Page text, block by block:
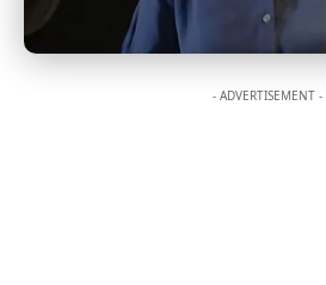
- ADVERTISEMENT -